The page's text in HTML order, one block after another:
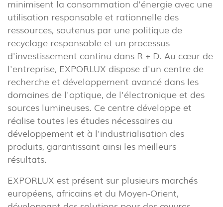
INTÉRIEUR (86)
EXTÉRIEUR (22)
INDUSTRIEL
minimisent la consommation d'énergie avec une
utilisation responsable et rationnelle des
ressources, soutenus par une politique de
recyclage responsable et un processus
d'investissement continu dans R + D. Au cœur de
l'entreprise, EXPORLUX dispose d'un centre de
recherche et développement avancé dans les
domaines de l'optique, de l'électronique et des
sources lumineuses. Ce centre développe et
réalise toutes les études nécessaires au
développement et à l'industrialisation des
produits, garantissant ainsi les meilleurs
résultats.
EXPORLUX est présent sur plusieurs marchés
européens, africains et du Moyen-Orient,